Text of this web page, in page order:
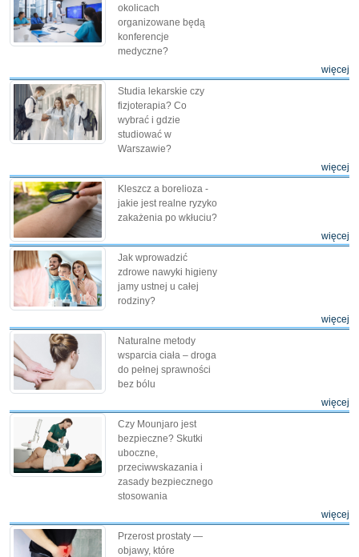
okolicach
organizowane będą
konferencje
medyczne?
więcej
Studia lekarskie czy
fizjoterapia? Co
wybrać i gdzie
studiować w
Warszawie?
więcej
Kleszcz a borelioza -
jakie jest realne ryzyko
zakażenia po wkłuciu?
więcej
Jak wprowadzić
zdrowe nawyki higieny
jamy ustnej u całej
rodziny?
więcej
Naturalne metody
wsparcia ciała – droga
do pełnej sprawności
bez bólu
więcej
Czy Mounjaro jest
bezpieczne? Skutki
uboczne,
przeciwwskazania i
zasady bezpiecznego
stosowania
więcej
Przerost prostaty —
objawy, które